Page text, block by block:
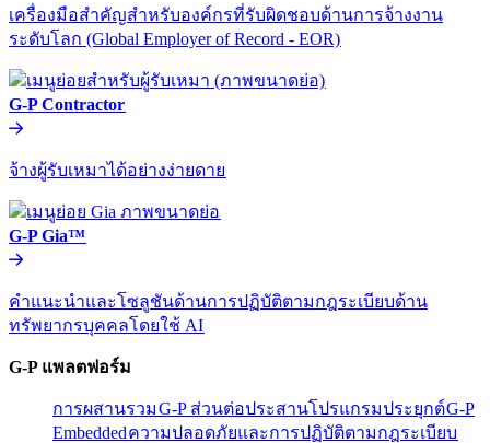
เครื่องมือสำคัญสำหรับองค์กรที่รับผิดชอบด้านการจ้างงาน
ระดับโลก (Global Employer of Record - EOR)​​
G-P Contractor​​
จ้างผู้รับเหมาได้อย่างง่ายดาย​​
G-P Gia™​​
คำแนะนำและโซลูชันด้านการปฏิบัติตามกฎระเบียบด้าน
ทรัพยากรบุคคลโดยใช้ AI​​
G-P แพลตฟอร์ม​​
การผสานรวม​​G-P ส่วนต่อประสานโปรแกรมประยุกต์​​G-P
Embedded​​ความปลอดภัยและการปฏิบัติตามกฎระเบียบ​​